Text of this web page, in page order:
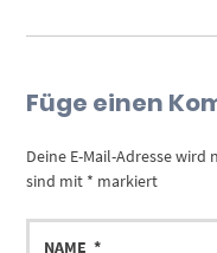
Füge einen
Deine E-Mail-Adresse
sind mit * markiert
NAME